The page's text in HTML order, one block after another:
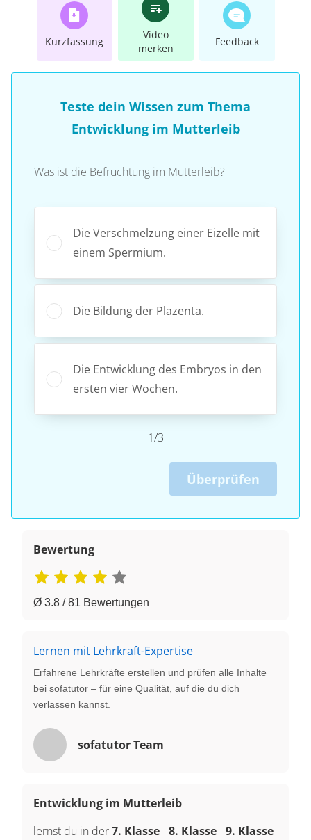
Kurzfassung
Video
merken
Feedback
Teste dein Wissen zum Thema
Entwicklung im Mutterleib
Was ist die Befruchtung im Mutterleib?
Die Verschmelzung einer Eizelle mit
einem Spermium.
Die Bildung der Plazenta.
Die Entwicklung des Embryos in den
ersten vier Wochen.
1/3
Überprüfen
Bewertung
Ø 3.8 / 81 Bewertungen
Lernen mit Lehrkraft-Expertise
Erfahrene Lehrkräfte erstellen und prüfen alle Inhalte
bei sofatutor – für eine Qualität, auf die du dich
verlassen kannst.
sofatutor Team
Entwicklung im Mutterleib
lernst du in der7. Klasse-8. Klasse-9. Klasse